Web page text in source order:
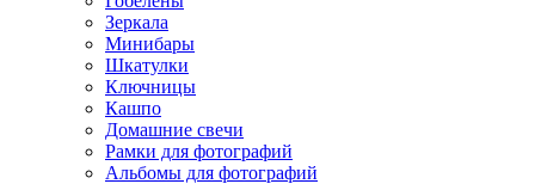
Зеркала
Минибары
Шкатулки
Ключницы
Кашпо
Домашние свечи
Рамки для фотографий
Альбомы для фотографий